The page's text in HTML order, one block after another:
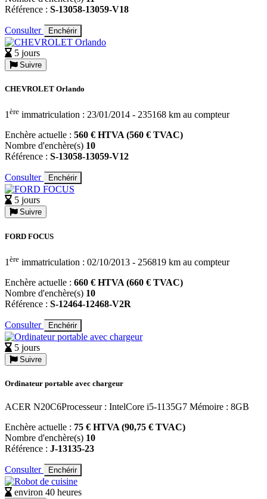
Référence : S-13058-13059-V18
Consulter Enchérir
5 jours
Suivre
CHEVROLET Orlando
1 ère immatriculation : 23/01/2014 - 235168 km au compteur
Enchère actuelle : 560 € HTVA (560 € TVAC)
Nombre d'enchère(s) 10
Référence : S-13058-13059-V12
Consulter Enchérir
5 jours
Suivre
FORD FOCUS
1 ère immatriculation : 02/10/2013 - 256819 km au compteur
Enchère actuelle : 660 € HTVA (660 € TVAC)
Nombre d'enchère(s) 10
Référence : S-12464-12468-V2R
Consulter Enchérir
5 jours
Suivre
Ordinateur portable avec chargeur
ACER N20C6Processeur : IntelCore i5-1135G7 Mémoire : 8GB
Enchère actuelle : 75 € HTVA (90,75 € TVAC)
Nombre d'enchère(s) 10
Référence : J-13135-23
Consulter Enchérir
environ 40 heures